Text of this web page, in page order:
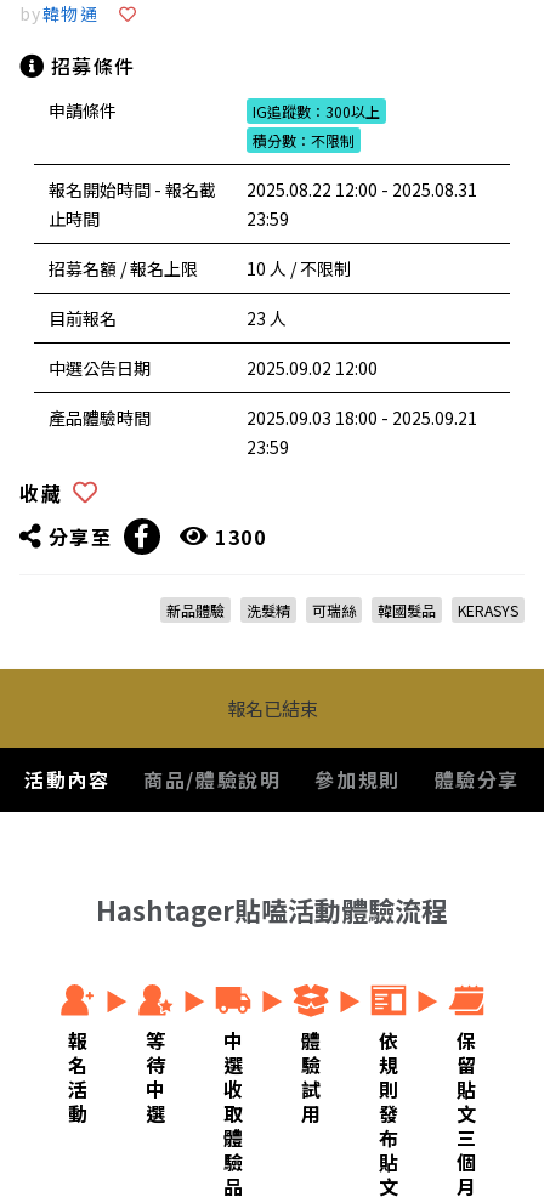
by韓物通
招募條件
申請條件
IG追蹤數：300以上
積分數：不限制
報名開始時間 - 報名截
止時間
2025.08.22 12:00 - 2025.08.31
23:59
招募名額 / 報名上限 10 人 / 不限制
目前報名 23 人
中選公告日期 2025.09.02 12:00
產品體驗時間
2025.09.03 18:00 - 2025.09.21
23:59
收藏
分享至
1300
新品體驗 洗髮精 可瑞絲 韓國髮品 KERASYS
活動內容 商品/體驗說明 參加規則 體驗分享
報名已結束
Hashtager貼嗑活動體驗流程
報
名
活
動
等
待
中
選
中
選
收
取
體
驗
品
體
驗
試
用
依
規
則
發
布
貼
文
保
留
貼
文
三
個
月